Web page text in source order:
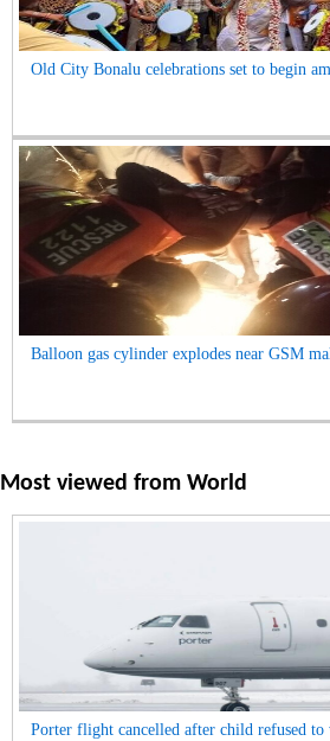
Old City Bonalu celebrations set to begin
Balloon gas cylinder explodes near GSM
Most viewed from World
Porter flight cancelled after child refused to